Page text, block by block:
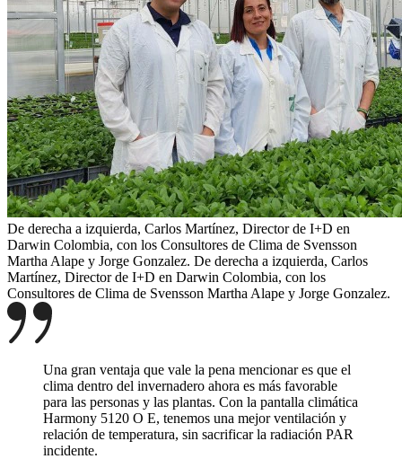
De derecha a izquierda, Carlos Martínez, Director de I+D en
Darwin Colombia, con los Consultores de Clima de Svensson
Martha Alape y Jorge Gonzalez. De derecha a izquierda, Carlos
Martínez, Director de I+D en Darwin Colombia, con los
Consultores de Clima de Svensson Martha Alape y Jorge Gonzalez.
Una gran ventaja que vale la pena mencionar es que el
clima dentro del invernadero ahora es más favorable
para las personas y las plantas. Con la pantalla climática
Harmony 5120 O E, tenemos una mejor ventilación y
relación de temperatura, sin sacrificar la radiación PAR
incidente.